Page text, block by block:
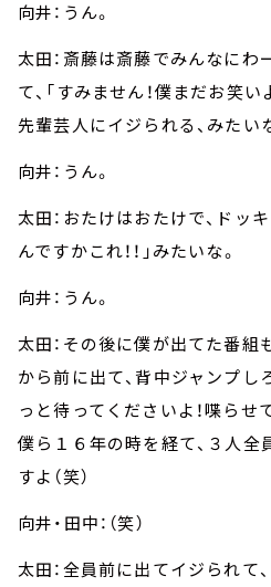
向井：うん。
太田：斎藤は斎藤でみんなにわ
て、「すみません！僕まだお笑
先輩芸人にイジられる、みたい
向井：うん。
太田：おたけはおたけで、ドッ
んですかこれ！！」みたいな。
向井：うん。
太田：その後に僕が出てた番組
から前に出て、背中ジャンプしろ
っと待ってくださいよ！喋らせ
僕ら１６年の時を経て、３人全
すよ（笑）
向井・田中：（笑）
太田：全員前に出てイジられて